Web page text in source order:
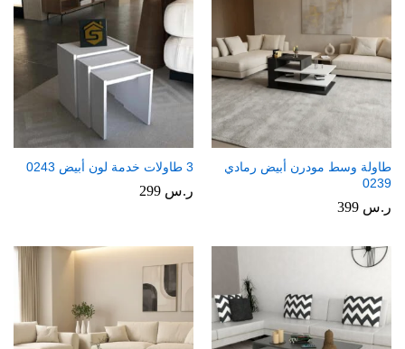
طاولة وسط مودرن أبيض رمادي
0239
ر.س
3 طاولات خدمة لون أبيض 0243
ر.س